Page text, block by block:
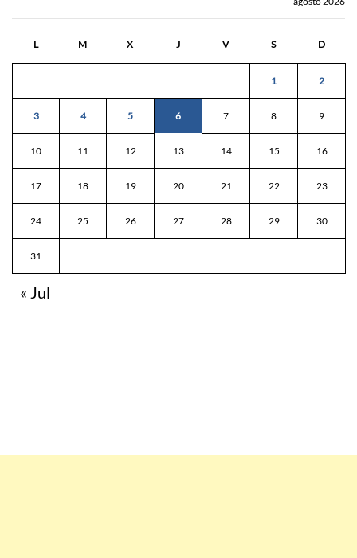
L M X J V S D
1 2
3 4 5 6 7 8 9
10 11 12 13 14 15 16
17 18 19 20 21 22 23
24 25 26 27 28 29 30
31
« Jul